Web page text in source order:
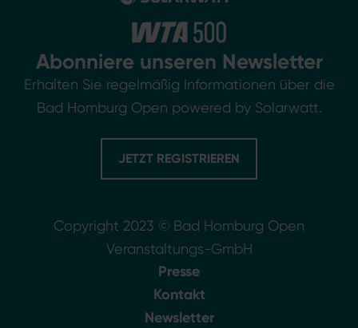
Abonniere unseren Newsletter
Erhalten Sie regelmäßig Informationen über die
Bad Homburg Open powered by Solarwatt.
JETZT REGISTRIEREN
Copyright 2023 © Bad Homburg Open
Veranstaltungs-GmbH
Presse
Kontakt
Newsletter